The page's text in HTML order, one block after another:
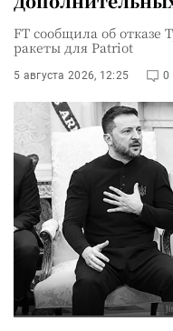
FT сообщила об отказе
ракеты для Patriot
5 августа 2026, 12:25 0